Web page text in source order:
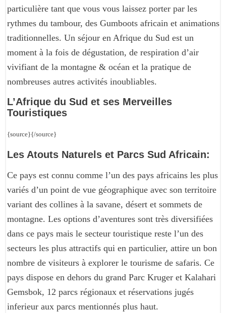
particulière tant que vous vous laissez porter par les
rythmes du tambour, des Gumboots africain et animations
traditionnelles. Un séjour en Afrique du Sud est un
moment à la fois de dégustation, de respiration d’air
vivifiant de la montagne & océan et la pratique de
nombreuses autres activités inoubliables.
L’Afrique du Sud et ses Merveilles
Touristiques
{source}{/source}
Les Atouts Naturels et Parcs Sud Africain:
Ce pays est connu comme l’un des pays africains les plus
variés d’un point de vue géographique avec son territoire
variant des collines à la savane, désert et sommets de
montagne. Les options d’aventures sont très diversifiées
dans ce pays mais le secteur touristique reste l’un des
secteurs les plus attractifs qui en particulier, attire un bon
nombre de visiteurs à explorer le tourisme de safaris. Ce
pays dispose en dehors du grand Parc Kruger et Kalahari
Gemsbok, 12 parcs régionaux et réservations jugés
inferieur aux parcs mentionnés plus haut.